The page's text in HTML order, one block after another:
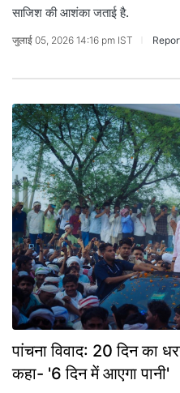
साज‍िश की आशंका जताई है.
जुलाई 05, 2026 14:16 pm IST
पांचना विवाद: 20 दिन का
कहा- '6 दिन में आएगा पानी'